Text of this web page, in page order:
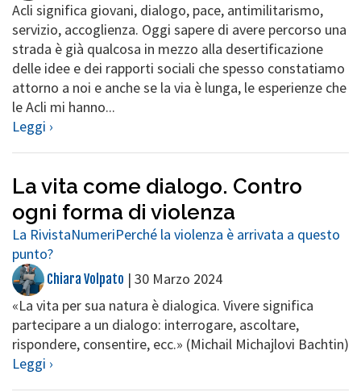
Acli significa giovani, dialogo, pace, antimilitarismo,
servizio, accoglienza. Oggi sapere di avere percorso una
strada è già qualcosa in mezzo alla desertificazione
delle idee e dei rapporti sociali che spesso constatiamo
attorno a noi e anche se la via è lunga, le esperienze che
le Acli mi hanno...
Leggi ›
La vita come dialogo. Contro
ogni forma di violenza
La RivistaNumeriPerché la violenza è arrivata a questo
punto?
Chiara Volpato | 30 Marzo 2024
«La vita per sua natura è dialogica. Vivere significa
partecipare a un dialogo: interrogare, ascoltare,
rispondere, consentire, ecc.» (Michail Michajlovi Bachtin)
Leggi ›